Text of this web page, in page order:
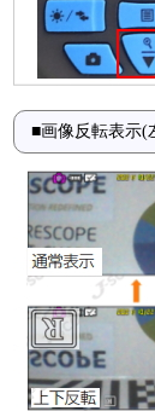
■画像反転表示(